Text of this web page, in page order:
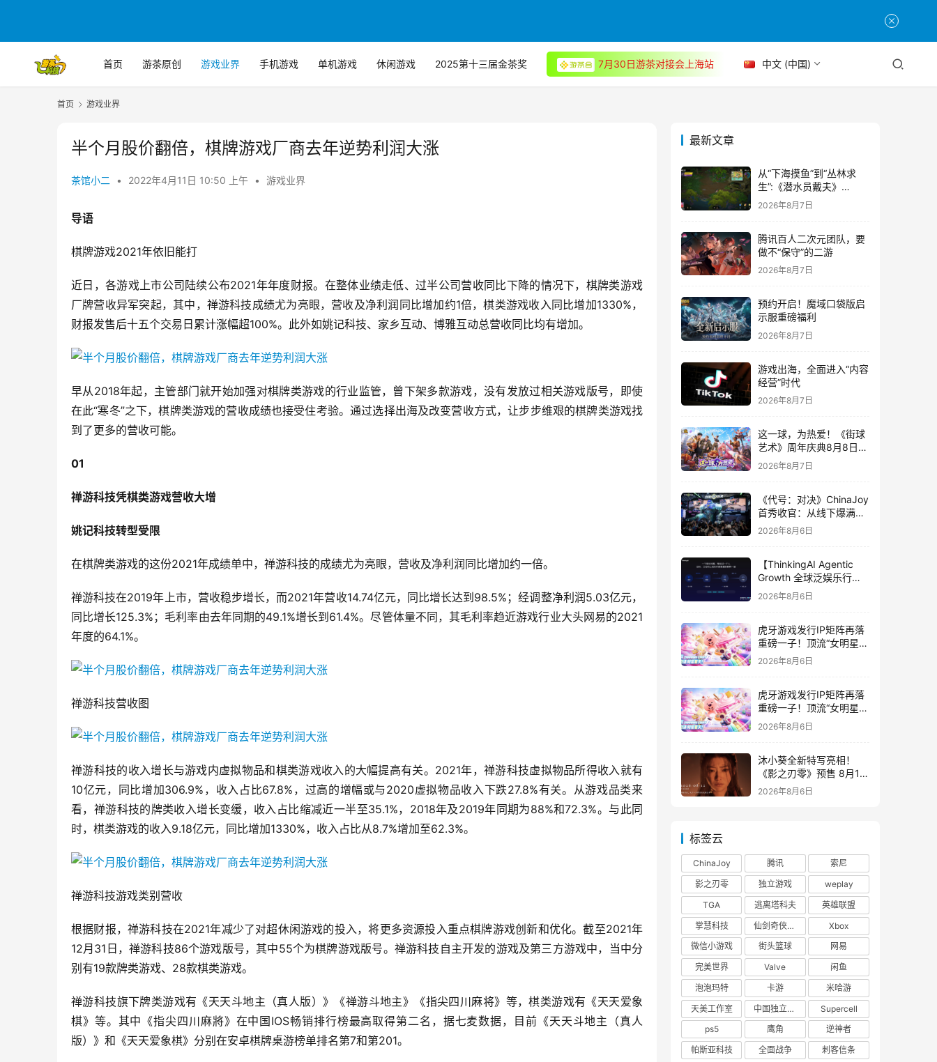
首页 游茶原创 游戏业界 手机游戏 单机游戏 休闲游戏 2025第十三届金茶奖 7月30日游茶对接会上海站 中文 (中国)
首页 游戏业界
半个月股价翻倍，棋牌游戏厂商去年逆势利润大涨
茶馆小二 • 2022年4月11日 10:50 上午 • 游戏业界
导语
棋牌游戏2021年依旧能打
近日，各游戏上市公司陆续公布2021年年度财报。在整体业绩走低、过半公司营收同比下降的情况下，棋牌类游戏
厂牌营收异军突起，其中，禅游科技成绩尤为亮眼，营收及净利润同比增加约1倍，棋类游戏收入同比增加1330%，
财报发售后十五个交易日累计涨幅超100%。此外如姚记科技、家乡互动、博雅互动总营收同比均有增加。
早从2018年起，主管部门就开始加强对棋牌类游戏的行业监管，曾下架多款游戏，没有发放过相关游戏版号，即使
在此“寒冬”之下，棋牌类游戏的营收成绩也接受住考验。通过选择出海及改变营收方式，让步步维艰的棋牌类游戏找
到了更多的营收可能。
01
禅游科技凭棋类游戏营收大增
姚记科技转型受限
在棋牌类游戏的这份2021年成绩单中，禅游科技的成绩尤为亮眼，营收及净利润同比增加约一倍。
禅游科技在2019年上市，营收稳步增长，而2021年营收14.74亿元，同比增长达到98.5%；经调整净利润5.03亿元，
同比增长125.3%；毛利率由去年同期的49.1%增长到61.4%。尽管体量不同，其毛利率趋近游戏行业大头网易的2021
年度的64.1%。
禅游科技营收图
禅游科技的收入增长与游戏内虚拟物品和棋类游戏收入的大幅提高有关。2021年，禅游科技虚拟物品所得收入就有
10亿元，同比增加306.9%，收入占比67.8%，过高的增幅或与2020虚拟物品收入下跌27.8%有关。从游戏品类来
看，禅游科技的牌类收入增长变缓，收入占比缩减近一半至35.1%，2018年及2019年同期为88%和72.3%。与此同
时，棋类游戏的收入9.18亿元，同比增加1330%，收入占比从8.7%增加至62.3%。
禅游科技游戏类别营收
根据财报，禅游科技在2021年减少了对超休闲游戏的投入，将更多资源投入重点棋牌游戏创新和优化。截至2021年
12月31日，禅游科技86个游戏版号，其中55个为棋牌游戏版号。禅游科技自主开发的游戏及第三方游戏中，当中分
别有19款牌类游戏、28款棋类游戏。
禅游科技旗下牌类游戏有《天天斗地主（真人版）》《禅游斗地主》《指尖四川麻将》等，棋类游戏有《天天爱象
棋》等。其中《指尖四川麻將》在中国IOS畅销排行榜最高取得第二名，据七麦数据，目前《天天斗地主（真人
版）》和《天天爱象棋》分别在安卓棋牌桌游榜单排名第7和第201。
最新文章
从“下海摸鱼”到“丛林求
生”:《潜水员戴夫》
DLC《丛林》移动端定档
8月14日
2026年8月7日
腾讯百人二次元团队，要
做不“保守”的二游
2026年8月7日
预约开启！魔域口袋版启
示服重磅福利
2026年8月7日
游戏出海，全面进入“内容
经营”时代
2026年8月7日
这一球，为热爱！《街球
艺术》周年庆典8月8日正
式上线，多重福利与全新
内容同步开启
2026年8月7日
《代号：对决》ChinaJoy
首秀收官：从线下爆满看
见玩家的真实期待
2026年8月6日
【ThinkingAI Agentic
Growth 全球泛娱乐行业
峰会】Agent 时代，人到
底负责什么
2026年8月6日
虎牙游戏发行IP矩阵再落
重磅一子！顶流“女明星”
ZANMANG LOOPY 正版
2026年8月6日
虎牙游戏发行IP矩阵再落
重磅一子！顶流“女明星”
ZANMANG LOOPY 正版
3D消除手游《消消奇遇》
2026年8月6日
沐小葵全新特写亮相！
《影之刃零》预售 8月12
日开启
2026年8月6日
标签云
ChinaJoy 腾讯
索尼
影之刃零
独立游戏
weplay
TGA
逃离塔科夫
英雄联盟
掌慧科技
仙剑奇侠传四
Xbox
微信小游戏
街头篮球
网易
完美世界
Valve
闲鱼
泡泡玛特
卡游
米哈游
天美工作室
中国独立游戏联盟
Supercell
ps5
鹰角
逆神者
帕斯亚科技
全面战争 刺客信条